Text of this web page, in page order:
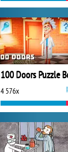
100 Doors Puzzle
4 576x